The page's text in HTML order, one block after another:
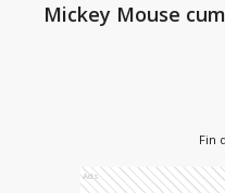
Mickey Mouse
Fin
Ads